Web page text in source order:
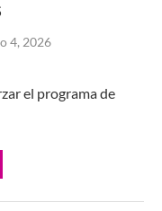
4, 2026
el programa de